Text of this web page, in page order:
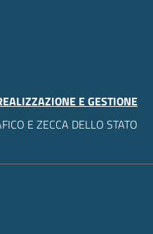
E GESTIONE
E ZECCA DELLO STATO